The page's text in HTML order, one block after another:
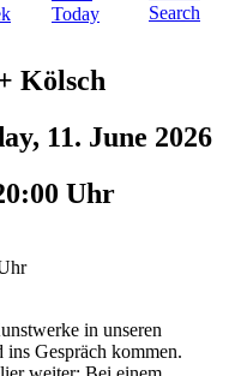
Today Search
Kölsch
11. June 2026
Uhr
in unseren
ins Gespräch kommen.